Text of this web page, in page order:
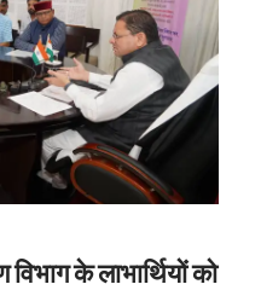
के लाभार्थियों को